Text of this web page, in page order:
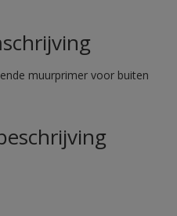
muurprimer voor buiten